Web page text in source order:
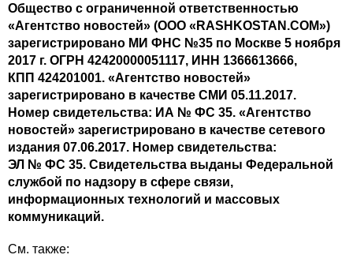
Общество с ограниченной ответственностью
«Агентство новостей» (ООО «RASHKOSTAN.COM»)
зарегистрировано МИ ФНС №35 по Москве 5 ноября
2017 г. ОГРН 42420000051117, ИНН 1366613666,
КПП 424201001. «Агентство новостей»
зарегистрировано в качестве СМИ 05.11.2017.
Номер свидетельства: ИА № ФС 35. «Агентство
новостей» зарегистрировано в качестве сетевого
издания 07.06.2017. Номер свидетельства:
ЭЛ № ФС 35. Свидетельства выданы Федеральной
службой по надзору в сфере связи,
информационных технологий и массовых
коммуникаций.
См. также: